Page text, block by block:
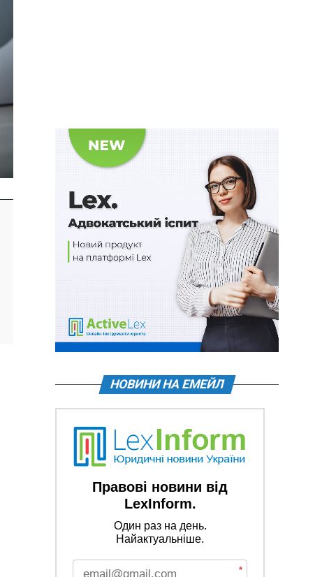
НОВИНИ НА ЕМЕЙЛ
Правові новини від
LexInform.
Один раз на день.
Найактуальніше.
*